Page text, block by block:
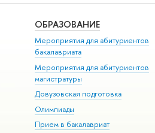
ОБРАЗОВАНИЕ
Мероприятия для абитуриентов
бакалавриата
Мероприятия для абитуриентов
магистратуры
Довузовская подготовка
Олимпиады
Прием в бакалавриат